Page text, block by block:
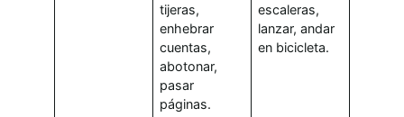
tijeras,
enhebrar
cuentas,
abotonar,
pasar
páginas.
escaleras,
lanzar, andar
en bicicleta.